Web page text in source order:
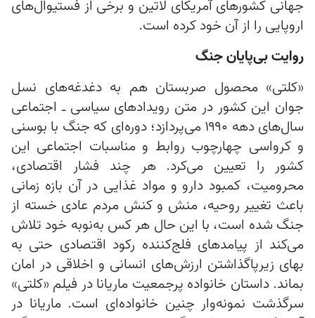
جهانی کشورهای آمریکای لاتین و برخی از فستیوال‌های
اروپایی را از آن خود کرده است.
روایت بی‌پایان جنگ
«کلتی» محصول صربستان هم به دغدغه‌های نسل
جوان این کشور در متن رویدادهای سیاسی ـ اجتماعی
سال‌های دهه ۱۹۹۰ می‌پردازد؛ دوره‌ای که جنگ با بوسنی
و کرواسی چهارچوب روابط و مناسبات اجتماعی این
کشور را تعیین می‌کرد. هر چند فشار اقتصادی،
محرومیت، کمبود دارو و مواد غذایی در آن بازه زمانی
باعث تغییر روحیه، منش و کنش مردم عادی خسته از
جنگ شده است، با این حال هر کس به‌نوبه خود تلاش
می‌کند از پیامدهای فلج‌کننده رکود اقتصادی حتی به
بهای زیرپاگذاشتن ارزش‌های انسانی و اخلاقی در امان
بماند. داستان خانواده پرجمعیت ماریانا در فیلم «کلتی»
سرگذشت نمونه‌وار چنین خانواده‌‌ای است. ماریانا در